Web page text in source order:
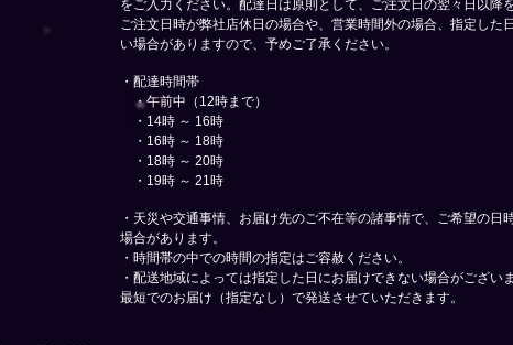
をご入力ください。配達日は原則として、ご注文日の翌々日以降
ご注文日時が弊社店休日の場合や、営業時間外の場合、指定した
い場合がありますので、予めご了承ください。
​・配達時間帯
・午前中（12時まで）
・14時 ～ 16時
・16時 ～ 18時
・18時 ～ 20時
・19時 ～ 21時
・天災や交通事情、お届け先のご不在等の諸事情で、ご希望の日
場合があります。
​・時間帯の中での時間の指定はご容赦ください。
・配送地域によっては指定した日にお届けできない場合がございま
最短でのお届け（指定なし）で発送させていただきます。